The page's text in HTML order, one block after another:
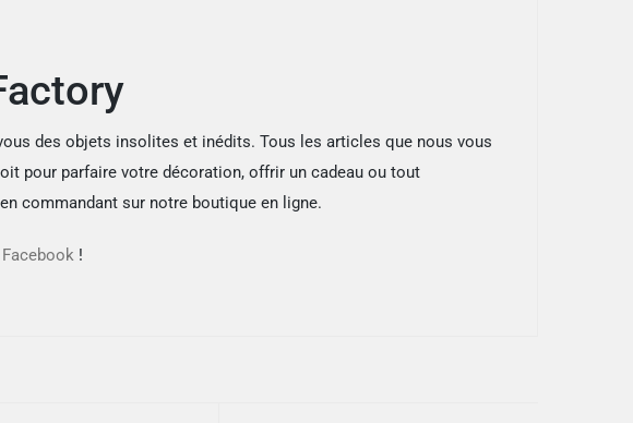
des objets insolites et inédits. Tous les articles que nous vous
pour parfaire votre décoration, offrir un cadeau ou tout
commandant sur notre boutique en ligne.
Facebook !